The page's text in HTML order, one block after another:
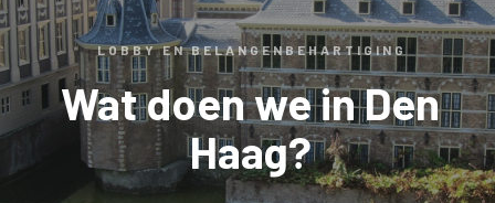
LOBBY EN BELANGENBEHARTIGING
Wat doen we in Den
Haag?